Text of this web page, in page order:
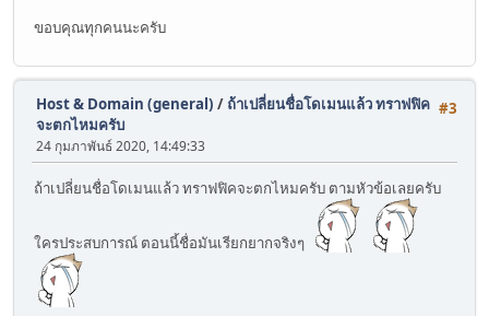
ขอบคุณทุกคนนะครับ
#3
Host & Domain (general) / ถ้าเปลี่ยนชื่อโดเมนแล้ว ทราฟฟิค
จะตกไหมครับ
24 กุมภาพันธ์ 2020, 14:49:33
ถ้าเปลี่ยนชื่อโดเมนแล้ว ทราฟฟิคจะตกไหมครับ ตามหัวข้อเลยครับ
ใครประสบการณ์ ตอนนี้ชื่อมันเรียกยากจริงๆ